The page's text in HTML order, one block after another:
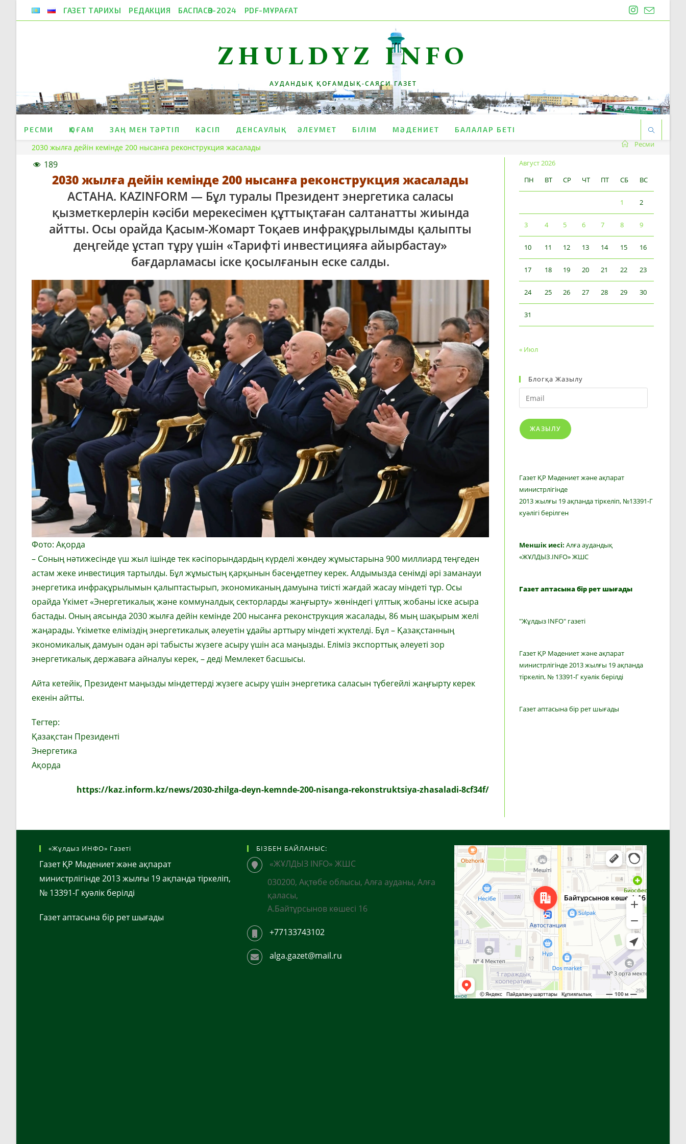
ГАЗЕТ ТАРИХЫ РЕДАКЦИЯ БАСПАСӨЗ-2024 PDF-МҰРАҒАТ
ZHULDYZ INFO
АУДАНДЫҚ ҚОҒАМДЫҚ-САЯСИ ГАЗЕТ
РЕСМИ ҚОҒАМ ЗАҢ МЕН ТӘРТІП КӘСІП ДЕНСАУЛЫҚ ӘЛЕУМЕТ БІЛІМ МӘДЕНИЕТ БАЛАЛАР БЕТІ
2030 жылға дейін кемінде 200 нысанға реконструкция жасалады Ресми
189
2030 жылға дейін кемінде 200 нысанға реконструкция жасалады
АСТАНА. KAZINFORM — Бұл туралы Президент энергетика саласы
қызметкерлерін кәсіби мерекесімен құттықтаған салтанатты жиында
айтты. Осы орайда Қасым-Жомарт Тоқаев инфрақұрылымды қалыпты
деңгейде ұстап тұру үшін «Тарифті инвестицияға айырбастау»
бағдарламасы іске қосылғанын еске салды.
Фото: Ақорда
– Соның нәтижесінде үш жыл ішінде тек кәсіпорындардың күрделі жөндеу жұмыстарына 900 миллиард теңгеден
астам жеке инвестиция тартылды. Бұл жұмыстың қарқынын бәсеңдетпеу керек. Алдымызда сенімді әрі заманауи
энергетика инфрақұрылымын қалыптастырып, экономиканың дамуына тиісті жағдай жасау міндеті тұр. Осы
орайда Үкімет «Энергетикалық және коммуналдық секторларды жаңғырту» жөніндегі ұлттық жобаны іске асыра
бастады. Оның аясында 2030 жылға дейін кемінде 200 нысанға реконструкция жасалады, 86 мың шақырым желі
жаңарады. Үкіметке еліміздің энергетикалық әлеуетін ұдайы арттыру міндеті жүктелді. Бұл – Қазақстанның
экономикалық дамуын одан әрі табысты жүзеге асыру үшін аса маңызды. Еліміз экспорттық әлеуеті зор
энергетикалық державаға айналуы керек, – деді Мемлекет басшысы.
Айта кетейік, Президент маңызды міндеттерді жүзеге асыру үшін энергетика саласын түбегейлі жаңғырту керек
екенін айтты.
Тегтер:
Қазақстан Президенті
Энергетика
Ақорда
https://kaz.inform.kz/news/2030-zhilga-deyn-kemnde-200-nisanga-rekonstruktsiya-zhasaladi-8cf34f/
Август 2026
ПН
ВТ СР ЧТ ПТ СБ ВС
1 2
3 4 5 6 7 8 9
10 11 12 13 14 15 16
17 18 19 20 21 22 23
24 25 26 27 28 29 30
31
« Июл
Блогқа Жазылу
Email
ЖАЗЫЛУ
Газет ҚР Мәдениет және ақпарат
министрлігінде
2013 жылғы 19 ақпанда тіркеліп, №13391-Г
куәлігі берілген
Меншік иесі: Алға аудандық
«ЖҰЛДЫЗ.INFO» ЖШС
Газет аптасына бір рет шығады
"Жұлдыз INFO" газеті
Газет ҚР Мәдениет және ақпарат
министрлігінде 2013 жылғы 19 ақпанда
тіркеліп, № 13391-Г куәлік берілді
Газет аптасына бір рет шығады
«Жұлдыз ИНФО» Газеті
Газет ҚР Мәдениет және ақпарат
министрлігінде 2013 жылғы 19 ақпанда тіркеліп,
№ 13391-Г куәлік берілді
Газет аптасына бір рет шығады
БІЗБЕН БАЙЛАНЫС:
«ЖҰЛДЫЗ INFO» ЖШС
030200, Ақтөбе облысы, Алға ауданы, Алға
қаласы,
А.Байтұрсынов көшесі 16
+77133743102
alga.gazet@mail.ru
Алға
Яндекс Карталар — көлік, навигация, орындарды іздеу